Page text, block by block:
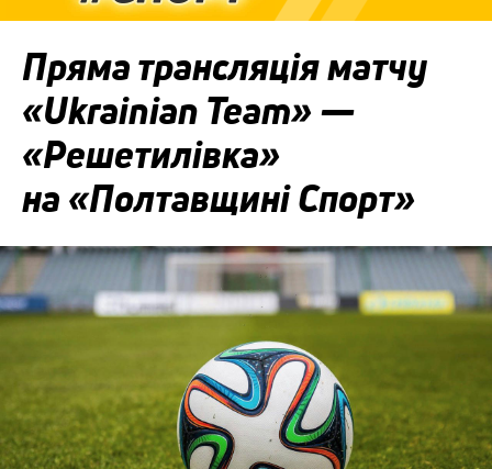
Пряма трансляція матчу
«Ukrainian Team» —
«Решетилівка»
на «Полтавщині Спорт»